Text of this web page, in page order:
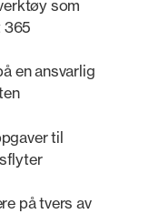
som
365
en ansvarlig
til
på tvers av